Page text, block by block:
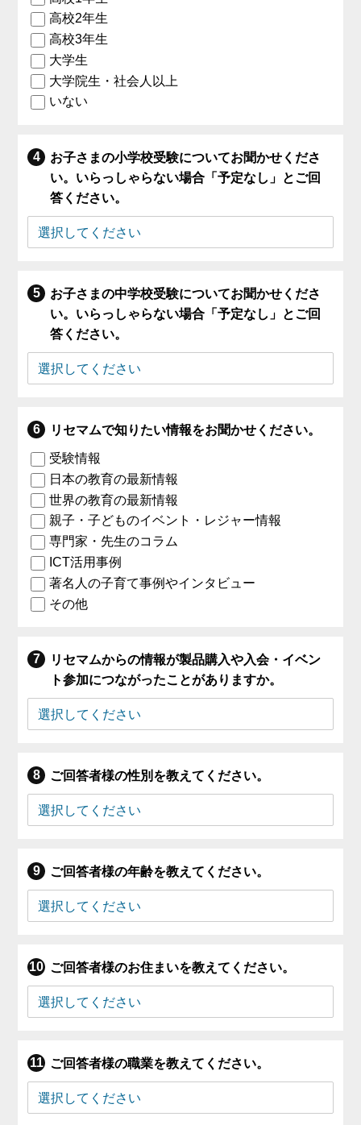
高校2年生
高校3年生
大学生
大学院生・社会人以上
いない
お子さまの小学校受験についてお聞かせくださ
い。いらっしゃらない場合「予定なし」とご回
答ください。
お子さまの中学校受験についてお聞かせくださ
い。いらっしゃらない場合「予定なし」とご回
答ください。
リセマムで知りたい情報をお聞かせください。
受験情報
日本の教育の最新情報
世界の教育の最新情報
親子・子どものイベント・レジャー情報
専門家・先生のコラム
ICT活用事例
著名人の子育て事例やインタビュー
その他
リセマムからの情報が製品購入や入会・イベン
ト参加につながったことがありますか。
ご回答者様の性別を教えてください。
ご回答者様の年齢を教えてください。
ご回答者様のお住まいを教えてください。
ご回答者様の職業を教えてください。